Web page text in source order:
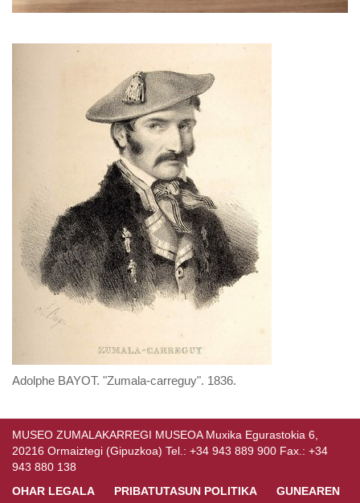
Adolphe BAYOT. "Zumala-carreguy". 1836.
MUSEO ZUMALAKARREGI MUSEOA Muxika Egurastokia 6,
20216 Ormaiztegi (Gipuzkoa) Tel.: +34 943 889 900 Fax.: +34
943 880 138
OHAR LEGALA
PRIBATUTASUN POLITIKA
GUNEAREN